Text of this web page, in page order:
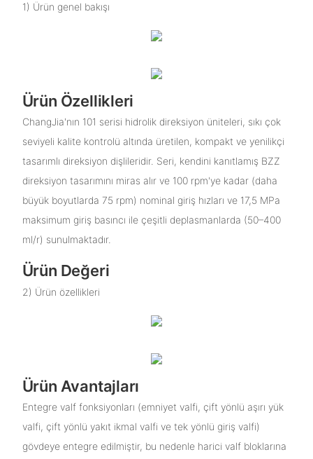
1) Ürün genel bakışı
Ürün Özellikleri
ChangJia'nın 101 serisi hidrolik direksiyon üniteleri, sıkı çok
seviyeli kalite kontrolü altında üretilen, kompakt ve yenilikçi
tasarımlı direksiyon dişlileridir. Seri, kendini kanıtlamış BZZ
direksiyon tasarımını miras alır ve 100 rpm'ye kadar (daha
büyük boyutlarda 75 rpm) nominal giriş hızları ve 17,5 MPa
maksimum giriş basıncı ile çeşitli deplasmanlarda (50–400
ml/r) sunulmaktadır.
Ürün Değeri
2) Ürün özellikleri
Ürün Avantajları
Entegre valf fonksiyonları (emniyet valfi, çift yönlü aşırı yük
valfi, çift yönlü yakıt ikmal valfi ve tek yönlü giriş valfi)
gövdeye entegre edilmiştir, bu nedenle harici valf bloklarına